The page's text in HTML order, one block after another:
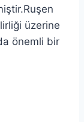
üzerine
önemli bir